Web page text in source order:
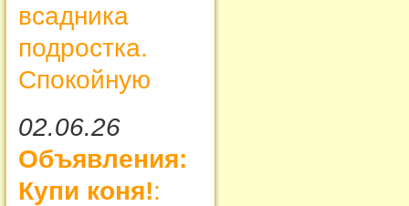
всадника
подростка.
Спокойную
02.06.26
Объявления:
Купи коня!: